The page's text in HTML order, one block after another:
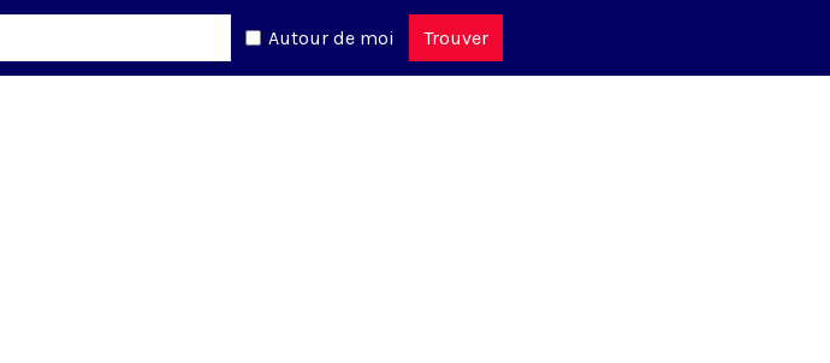
Autour de moi Trouver